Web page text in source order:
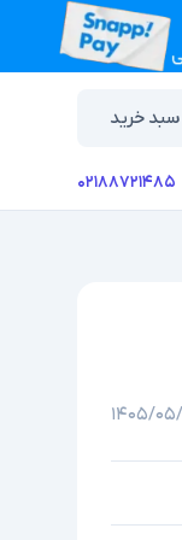
سبد خرید
۰۲۱۸۸۷۲۱۴۸۵
۰۵/۱۶